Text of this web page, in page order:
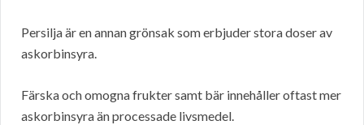
Persilja är en annan grönsak som erbjuder stora doser av
askorbinsyra.
Färska och omogna frukter samt bär innehåller oftast mer
askorbinsyra än processade livsmedel.